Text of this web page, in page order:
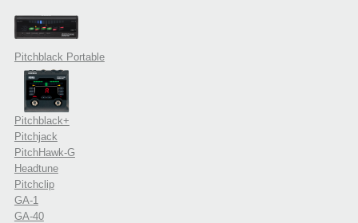
Pitchblack Portable
Pitchblack+
Pitchjack
PitchHawk-G
Headtune
Pitchclip
GA-1
GA-40